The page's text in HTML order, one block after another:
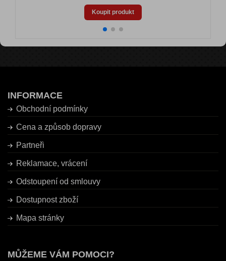
Koupit produkt
INFORMACE
Obchodní podmínky
Cena a způsob dopravy
Partneři
Reklamace, vrácení
Odstoupení od smlouvy
Dostupnost zboží
Mapa stránky
MŮŽEME VÁM POMOCI?